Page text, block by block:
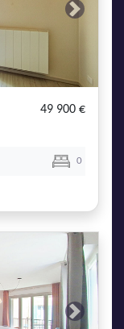
Next
49 900 €
0
Next